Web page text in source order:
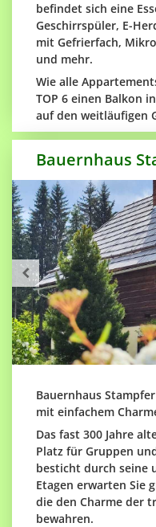
befindet sich eine
Geschirrspüler, E-
mit Gefrierfach,
und mehr.
Wie alle
TOP 6 einen Balkon
auf den weitläufigen
Bauernhaus
Bauernhaus
mit einfachem
Das fast 300 Jahre
Platz für Gruppen
besticht durch seine
Etagen erwarten Sie
die den Charme der
bewahren.